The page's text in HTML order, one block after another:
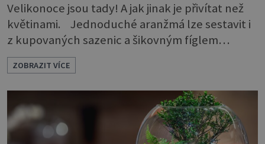
Velikonoce jsou tady! A jak jinak je přivítat než
květinami. Jednoduché aranžmá lze sestavit i
z kupovaných sazenic a šikovným fíglem
docílíte toho, aby výsledek působil jako dílo
profesionála. Rostliny vyndejte z pěstebních
květináčků a zasaďte je. Povrch zeminy pod listy
pokryjte mechem. Podél okraje pak pomocí
lžíce nasypejte dekorativní štěrk.Díky úpravě
povrchu je z obyčejn
ZOBRAZIT VÍCE